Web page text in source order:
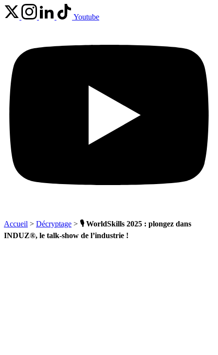
Youtube
Accueil > Décryptage > 🎙️ WorldSkills 2025 : plongez dans
INDUZ®, le talk-show de l’industrie !